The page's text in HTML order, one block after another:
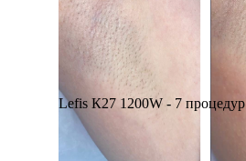
Lefis К27 1200W - 7 процедур